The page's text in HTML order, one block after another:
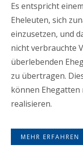
Es entspricht
Eheleuten, sich
einzusetzen, und
nicht verbrauchte
überlebenden
zu übertragen.
können
realisieren.
MEHR ERFAHREN